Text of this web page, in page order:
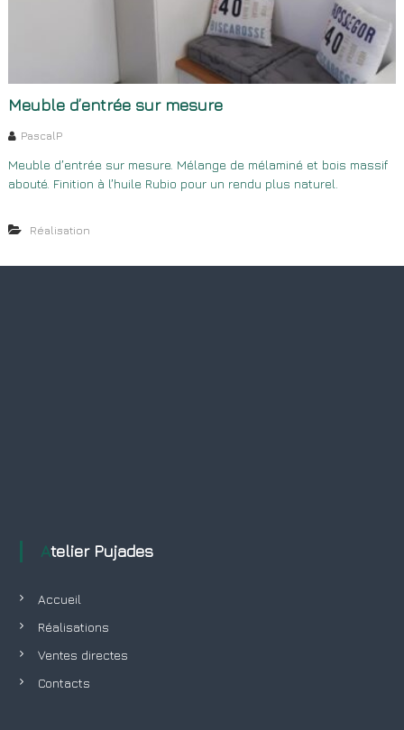
Meuble d’entrée sur mesure
PascalP
Meuble d’entrée sur mesure. Mélange de mélaminé et bois massif
abouté. Finition à l’huile Rubio pour un rendu plus naturel.
Réalisation
Atelier Pujades
Accueil
Réalisations
Ventes directes
Contacts